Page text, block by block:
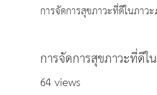
การจัดการสุขภาวะที่ดีในภาว
การจัดการสุขภาวะที่ดี
64 views